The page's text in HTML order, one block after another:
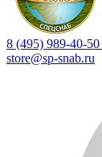
8 (495) 989-40-50
store@sp-snab.ru